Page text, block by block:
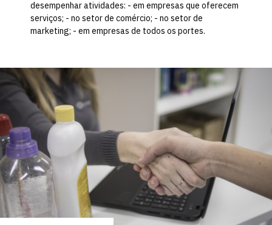
desempenhar atividades: - em empresas que oferecem
serviços; - no setor de comércio; - no setor de
marketing; - em empresas de todos os portes.